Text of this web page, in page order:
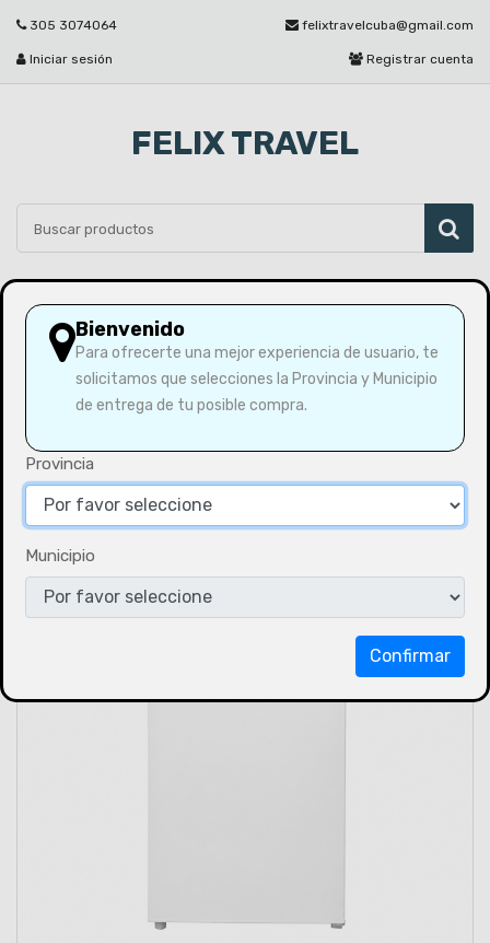
305 3074064 felixtravelcuba@gmail.com
Registrar cuenta
Iniciar sesión
FELIX TRAVEL
Por favor seleccione
Refrigerador de 7.45 pies Chiq
Bienvenido
Para ofrecerte una mejor experiencia de usuario, te
solicitamos que selecciones la Provincia y Municipio
de entrega de tu posible compra.
Provincia
Municipio
Confirmar